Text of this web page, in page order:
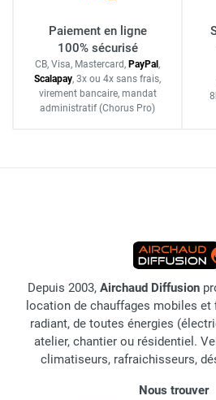
Paiement en ligne
100% sécurisé
CB, Visa, Mastercard, PayPal ,
Scalapay, 3x ou 4x sans frais,
virement bancaire, mandat
administratif (Chorus Pro)
Depuis 2003, Airchaud Diffusion
location de chauffages mobiles et
radiant, de toutes énergies
atelier, chantier ou résidentiel.
climatiseurs, rafraichisseurs,
Nous trouver